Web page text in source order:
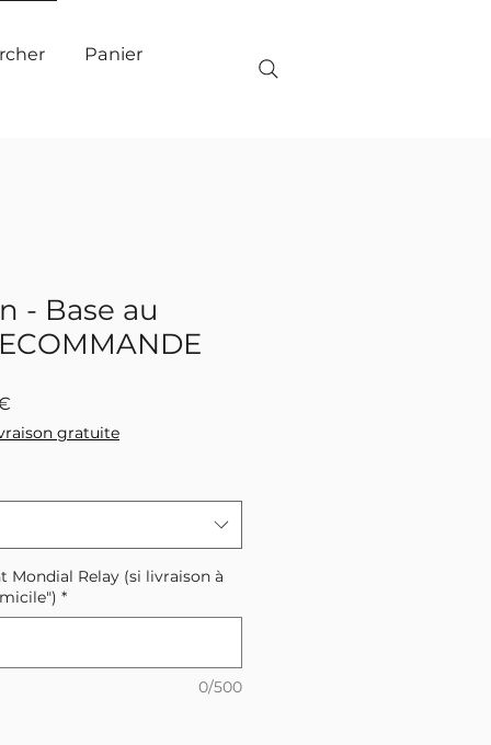
Panier
- Base au
promotionnel
gratuite
Mondial Relay (si livraison à
*
0/500